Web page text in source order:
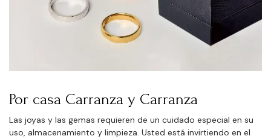
Por casa Carranza y Carranza
Las joyas y las gemas requieren de un cuidado especial en su
uso, almacenamiento y limpieza. Usted está invirtiendo en el